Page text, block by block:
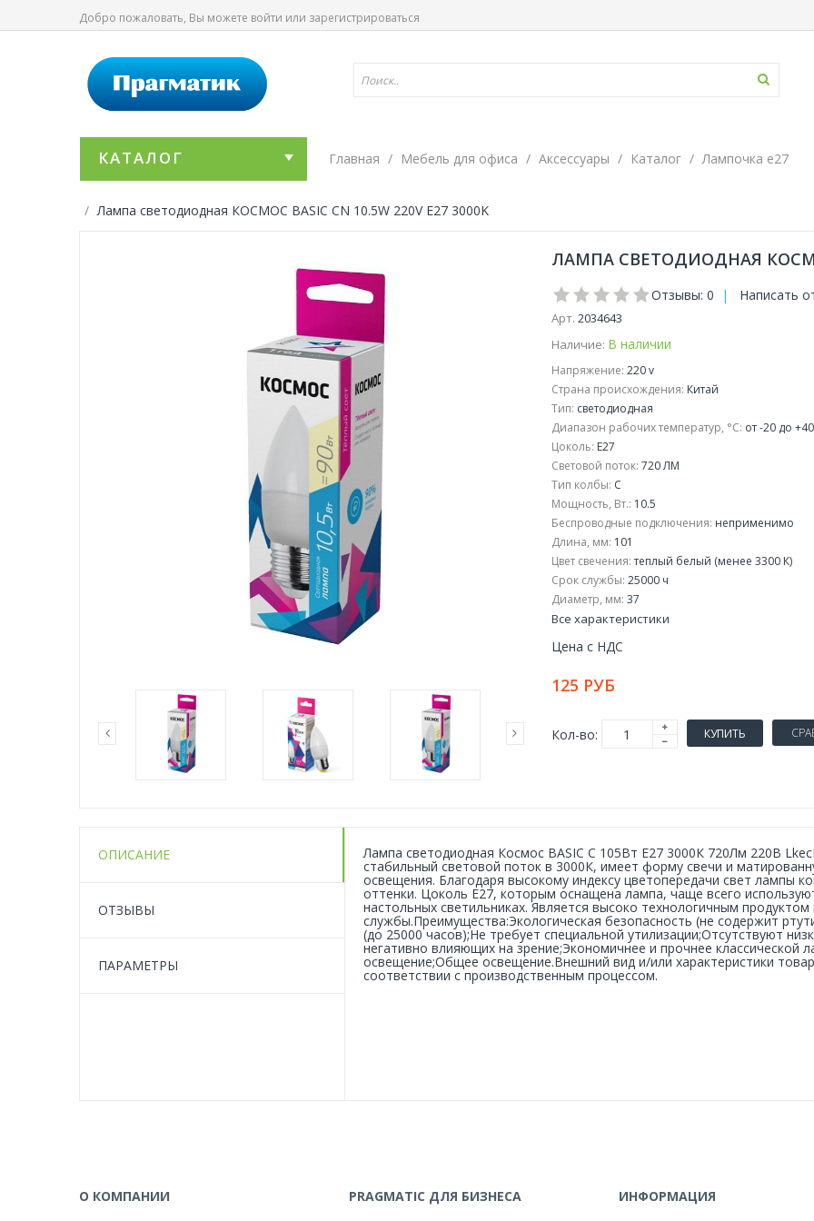
Добро пожаловать, Вы можете войти или зарегистрироваться
КАТАЛОГ Главная Мебель для офиса Аксессуары Каталог Лампочка e27
Лампа светодиодная КОСМОС BASIC CN 10.5W 220V E27 3000K
ЛАМПА СВЕТОДИОДНАЯ КОСМОС
Отзывы: 0 | Написать
Арт. 2034643
Наличие: В наличии
Напряжение: 220 v
Страна происхождения: Китай
Тип: светодиодная
Диапазон рабочих температур, °C: от -20 до +40
Цоколь: E27
Световой поток: 720 ЛМ
Тип колбы: C
Мощность, Вт.: 10.5
Беспроводные подключения: неприменимо
Длина, мм: 101
Цвет свечения:теплый белый (менее 3300 К)
Срок службы: 25000 ч
Диаметр, мм: 37
Все характеристики
Цена с НДС
125 РУБ
Кол-во: КУПИТЬ
ОПИСАНИЕ
ОТЗЫВЫ
ПАРАМЕТРЫ
Лампа светодиодная Космос BASIC C 105Вт E27 3000К 720Лм 220В
стабильный световой поток в 3000К, имеет форму свечи и
освещения. Благодаря высокому индексу цветопередачи свет лампы
оттенки. Цоколь Е27, которым оснащена лампа, чаще всего
настольных светильниках. Является высоко технологичным
службы.Преимущества:Экологическая безопасность (не содержит
(до 25000 часов);Не требует специальной утилизации;Отсутствуют
негативно влияющих на зрение;Экономичнее и прочнее классической
освещение;Общее освещение.Внешний вид и/или характеристики
соответствии с производственным процессом.
О КОМПАНИИ PRAGMATIC ДЛЯ БИЗНЕСА ИНФОРМАЦИЯ